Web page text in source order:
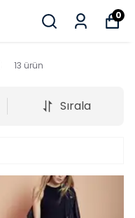
0
13 ürün
Sırala